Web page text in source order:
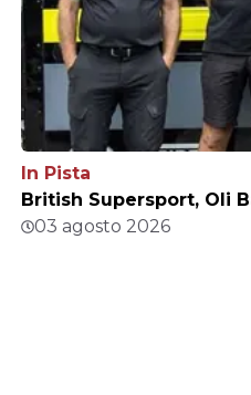
In Pista
British Supersport, Oli
03 agosto 2026